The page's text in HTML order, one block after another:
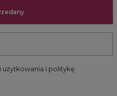
i politykę